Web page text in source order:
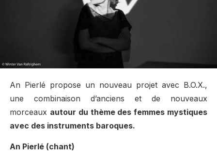
An Pierlé propose un nouveau projet avec B.O.X.,
une combinaison d’anciens et de nouveaux
morceaux autour du thème des femmes mystiques
avec des instruments baroques.
An Pierlé (chant)